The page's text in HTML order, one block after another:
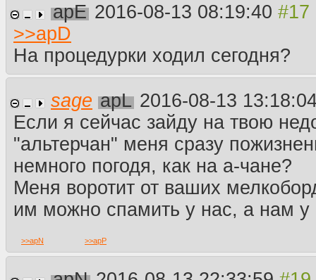
apE 2016-08-13 08:19:40
>>apD
На процедурки ходил сегодня?
sage apL 2016-08-13
Если я сейчас зайду на твою
"альтерчан" меня сразу
немного погодя, как на а-чане?
Меня воротит от ваших
им можно спамить у нас, а нам у
>>apN >>apP